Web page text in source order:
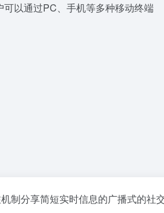
以通过PC、手机等多种移动终端
制分享简短实时信息的广播式的社